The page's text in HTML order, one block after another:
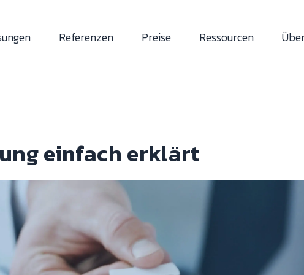
Referenzen Preise Ressourcen
einfach erklärt